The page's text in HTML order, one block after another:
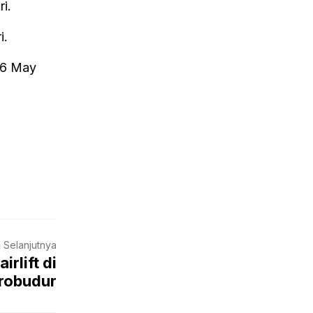
May
Selanjutnya
di